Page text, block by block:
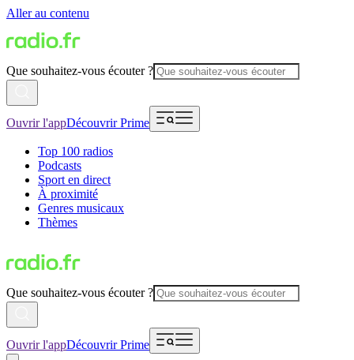
Aller au contenu
Que souhaitez-vous écouter ?
Ouvrir l'appDécouvrir Prime
Top 100 radios
Podcasts
Sport en direct
À proximité
Genres musicaux
Thèmes
Que souhaitez-vous écouter ?
Ouvrir l'appDécouvrir Prime